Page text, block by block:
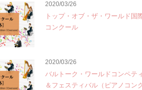
2020/03/26
トップ・オブ・ザ・ワールド国
コンクール
2020/03/26
バルトーク・ワールドコンペテ
＆フェスティバル（ピアノコン